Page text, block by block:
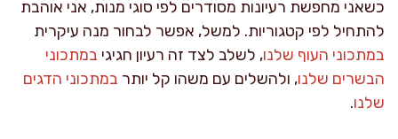
כשאני מחפשת רעיונות מסודרים לפי סוגי מנות, אני אוהבת
להתחיל לפי קטגוריות. למשל, אפשר לבחור מנה עיקרית
במתכוני העוף שלנו, לשלב לצד זה רעיון חגיגי במתכוני
הבשרים שלנו, ולהשלים עם משהו קל יותר במתכוני הדגים
שלנו.